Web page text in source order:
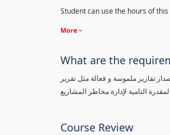
Student can use the hours of
More
What are the
تقارير ملموسة و فعالة مثل تقرير
Course Review